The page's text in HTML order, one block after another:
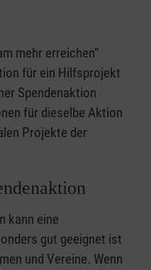
mehr erreichen“
für ein Hilfsprojekt
Spendenaktion
für dieselbe Aktion
Projekte der
kann eine
gut geeignet ist
und Vereine. Wenn